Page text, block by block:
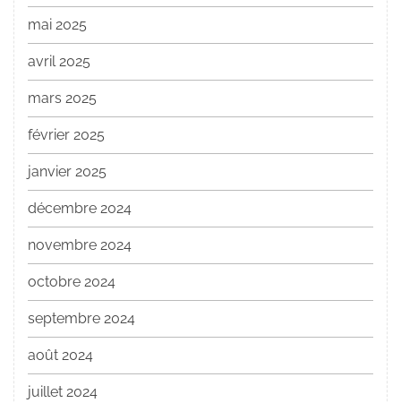
mai 2025
avril 2025
mars 2025
février 2025
janvier 2025
décembre 2024
novembre 2024
octobre 2024
septembre 2024
août 2024
juillet 2024